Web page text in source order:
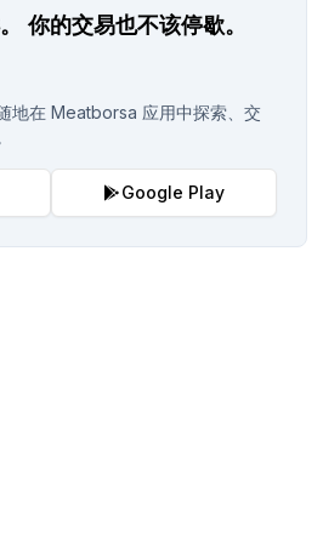
你的交易也不该停歇。
在 Meatborsa 应用中探索、交
Google Play